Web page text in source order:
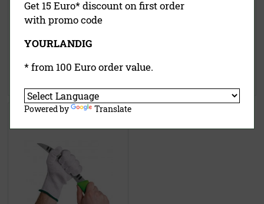
(UVP)
ab79,90 €
Versandkosten
Versandkosten
Schnittschutzhandschuh
Get 15 Euro* discount on first order
with promo code
YOURLANDIG
* from 100 Euro order value.
Powered by Translate